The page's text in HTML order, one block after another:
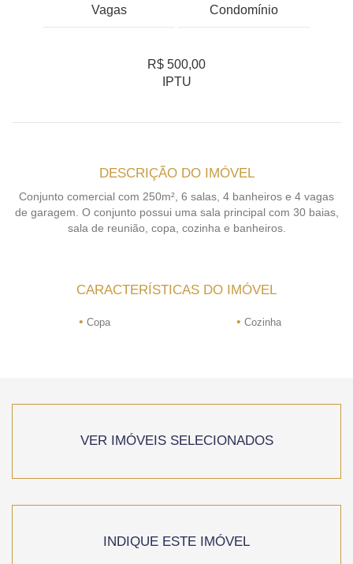
Vagas
Condomínio
R$ 500,00
IPTU
DESCRIÇÃO DO IMÓVEL
Conjunto comercial com 250m², 6 salas, 4 banheiros e 4 vagas
de garagem. O conjunto possui uma sala principal com 30 baias,
sala de reunião, copa, cozinha e banheiros.
CARACTERÍSTICAS DO IMÓVEL
• Copa • Cozinha
VER IMÓVEIS SELECIONADOS
INDIQUE ESTE IMÓVEL